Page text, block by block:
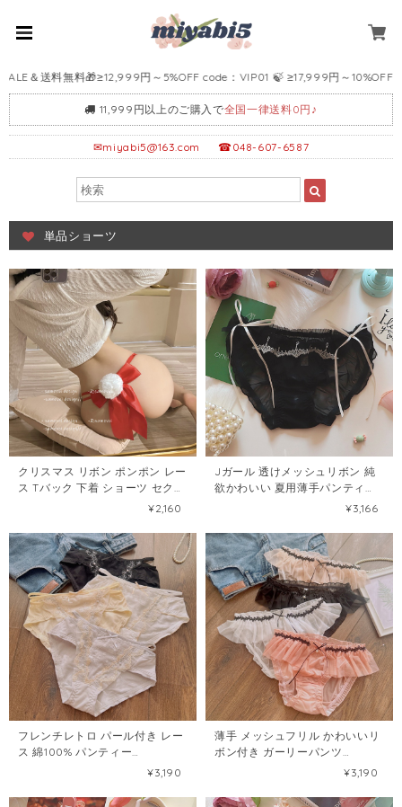
料🎁≥12,999円～5%OFF code：VIP01 🍃 ≥17,999円～10%OFF code：
11,999円以上のご購入で全国一律送料0円♪
✉miyabi5@163.com ☎048-607-6587
単品ショーツ
クリスマス リボン ポンポン レー
ス Tバック 下着 ショーツ セクシ
ーランジェリー69213247¥2,160
Jガール 透けメッシュリボン 純
欲かわいい 夏用薄手パンティ
¥3,166
フレンチレトロ パール付き レー
ス 綿100% パンティー
¥3,190
薄手 メッシュフリル かわいいリ
ボン付き ガーリーパンツ
¥3,190